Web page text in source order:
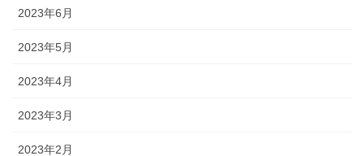
2023年6月
2023年5月
2023年4月
2023年3月
2023年2月